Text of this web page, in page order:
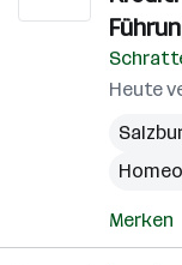
Heute
Merken